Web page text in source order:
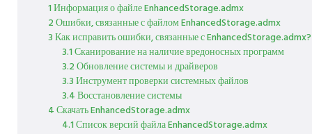
1 Информация о файле EnhancedStorage.admx
2 Ошибки, связанные с файлом EnhancedStorage.admx
3 Как исправить ошибки, связанные с EnhancedStorage.admx?
3.1 Сканирование на наличие вредоносных программ
3.2 Обновление системы и драйверов
3.3 Инструмент проверки системных файлов
3.4 Восстановление системы
4 Скачать EnhancedStorage.admx
4.1 Список версий файла EnhancedStorage.admx